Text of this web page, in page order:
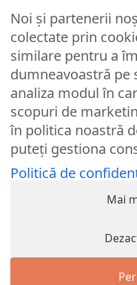
Parola
Remember Me
Logare
Lost your password?
© Partybaloane.ro -
Noi și partenerii
colectate prin
similare pentru a
dumneavoastră pe
analiza modul în
scopuri de
în politica noastră
puteți gestiona
Politică de
Mai